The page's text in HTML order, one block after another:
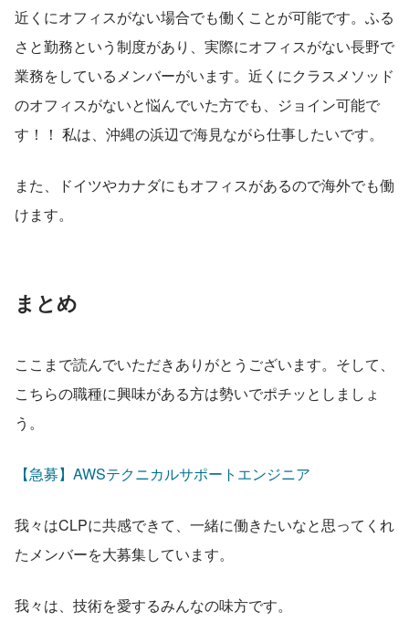
近くにオフィスがない場合でも働くことが可能です。ふる
さと勤務という制度があり、実際にオフィスがない長野で
業務をしているメンバーがいます。近くにクラスメソッド
のオフィスがないと悩んでいた方でも、ジョイン可能で
す！！ 私は、沖縄の浜辺で海見ながら仕事したいです。
また、ドイツやカナダにもオフィスがあるので海外でも働
けます。
まとめ
ここまで読んでいただきありがとうございます。そして、
こちらの職種に興味がある方は勢いでポチッとしましょ
う。
【急募】AWSテクニカルサポートエンジニア
我々はCLPに共感できて、一緒に働きたいなと思ってくれ
たメンバーを大募集しています。
我々は、技術を愛するみんなの味方です。